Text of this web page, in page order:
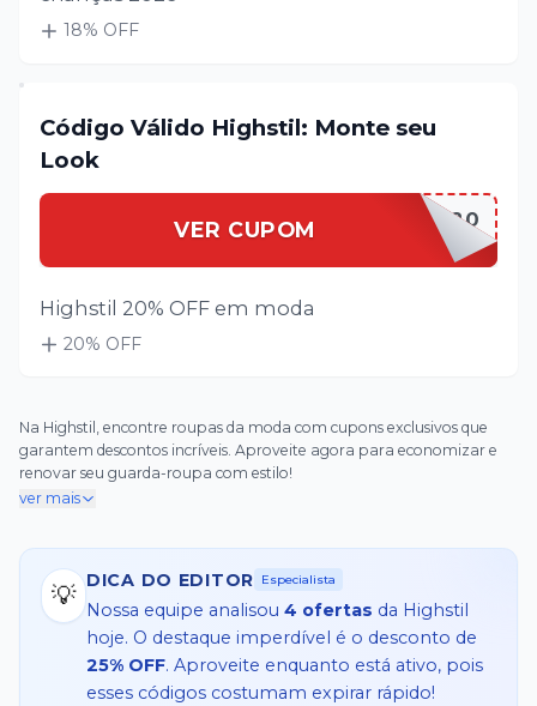
18% OFF
Código Válido Highstil: Monte seu
Look
VER CUPOMHIGHSTLOOK20
Highstil 20% OFF em moda
20% OFF
Na Highstil, encontre roupas da moda com cupons exclusivos que
garantem descontos incríveis. Aproveite agora para economizar e
renovar seu guarda-roupa com estilo!
ver mais
💡
DICA DO EDITOR Especialista
Nossa equipe analisou 4 ofertas da Highstil
hoje. O destaque imperdível é o desconto de
25% OFF. Aproveite enquanto está ativo, pois
esses códigos costumam expirar rápido!